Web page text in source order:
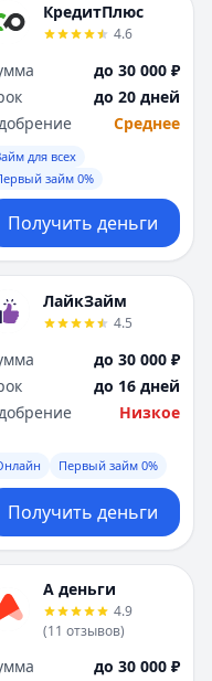
КредитПлюс
4.6
до 30 000 ₽
до 20 дней
Среднее
для всех
займ 0%
Получить деньги
ЛайкЗайм
4.5
до 30 000 ₽
до 16 дней
Низкое
Первый займ 0%
Получить деньги
А деньги
4.9
(11 отзывов)
до 30 000 ₽